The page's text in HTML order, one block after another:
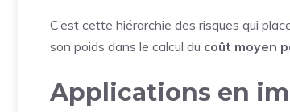
C’est cette hiérarchie des risques qui
son poids dans le calcul du coût moyen
Applications en